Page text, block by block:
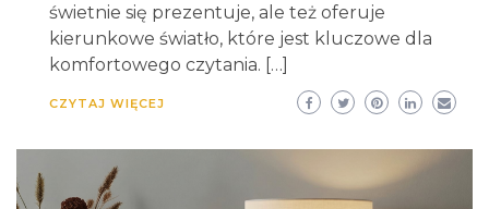
świetnie się prezentuje, ale też oferuje
kierunkowe światło, które jest kluczowe dla
komfortowego czytania. […]
CZYTAJ WIĘCEJ